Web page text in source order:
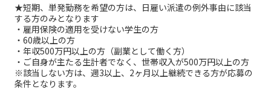
★短期、単発勤務を希望の方は、日雇い派遣の例外事由に該当
する方のみとなります
・雇用保険の適用を受けない学生の方
・60歳以上の方
・年収500万円以上の方（副業として働く方）
・ご自身が主たる生計者でなく、世帯収入が500万円以上の方
※該当しない方は、週3以上、2ヶ月以上継続できる方が応募の
条件となります。